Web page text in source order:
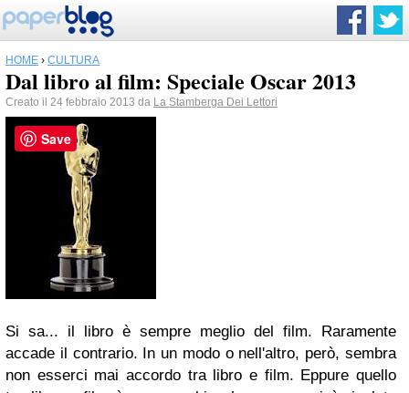
HOME › CULTURA
Dal libro al film: Speciale Oscar 2013
Creato il 24 febbraio 2013 da La Stamberga Dei Lettori
Si sa... il libro è sempre meglio del film. Raramente
accade il contrario. In un modo o nell'altro, però, sembra
non esserci mai accordo tra libro e film. Eppure quello
Save